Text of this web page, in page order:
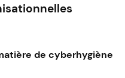
de cyberhygiène